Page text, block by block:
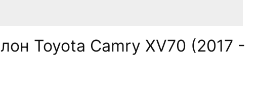
Toyota Camry XV70 (2017 -